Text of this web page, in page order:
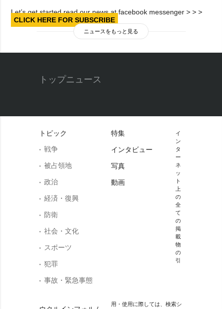
Let’s get started read our news at facebook messenger > > >
CLICK HERE FOR SUBSCRIBE
ニュースをもっと見る
トップニュース
トピック
戦争
被占領地
政治
経済・復興
防衛
社会・文化
スポーツ
犯罪
事故・緊急事態
特集
インタビュー
写真
動画
イ
ン
タ
ー
ネ
ッ
ト
上
の
全
て
の
掲
載
物
の
引
用・使用に際しては、検索シ